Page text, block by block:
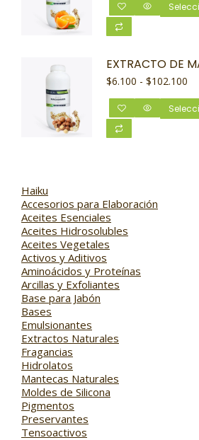
EXTRACTO DE
$6.100 - $102.100
Haiku
Accesorios para Elaboración
Aceites Esenciales
Aceites Hidrosolubles
Aceites Vegetales
Activos y Aditivos
Aminoácidos y Proteínas
Arcillas y Exfoliantes
Base para Jabón
Bases
Emulsionantes
Extractos Naturales
Fragancias
Hidrolatos
Mantecas Naturales
Moldes de Silicona
Pigmentos
Preservantes
Tensoactivos